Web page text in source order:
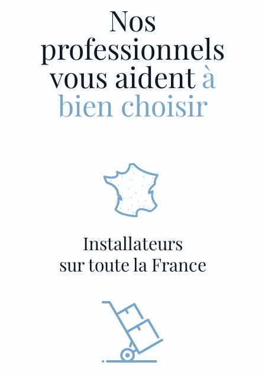
Nos
professionnels
vous aidentà
bien choisir
Installateurs
sur toute la France